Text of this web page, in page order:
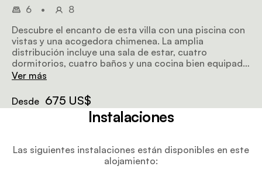
6 •
8
Descubre el encanto de esta villa con una piscina con
vistas y una acogedora chimenea. La amplia
distribución incluye una sala de estar, cuatro
dormitorios, cuatro baños y una cocina bien equipada
que da a una terraza con vistas al mar. Disfruta de una
estancia agradable.
Ver más
Desde 675 US$
Instalaciones
Las siguientes instalaciones están disponibles en este
alojamiento: